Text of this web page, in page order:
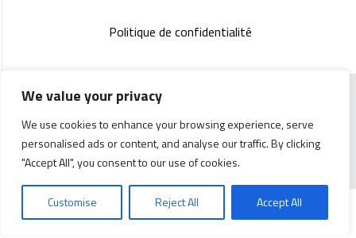
We value your privacy
We use cookies to enhance your browsing experience, serve
personalised ads or content, and analyse our traffic. By clicking
"Accept All", you consent to our use of cookies.
Customise Reject All Accept All
Politique de confidentialité
Copyright 2023 :Standish Communications& Mélissa
Lachance